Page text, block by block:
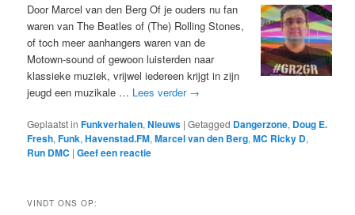
Door Marcel van den Berg Of je ouders nu fan
waren van The Beatles of (The) Rolling Stones,
of toch meer aanhangers waren van de
Motown-sound of gewoon luisterden naar
klassieke muziek, vrijwel iedereen krijgt in zijn
jeugd een muzikale … Lees verder →
Geplaatst in Funkverhalen,Nieuws |Getagged Dangerzone, Doug E.
Fresh,Funk,Havenstad.FM,Marcel van den Berg,MC Ricky D,
Run DMC |Geef een reactie
VINDT ONS OP: